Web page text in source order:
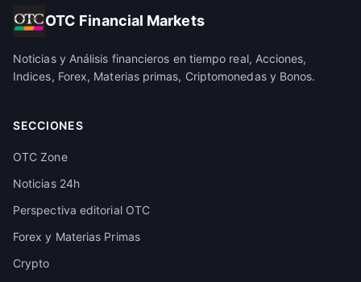
OTC Financial Markets
Noticias y Análisis financieros en tiempo real, Acciones,
Indices, Forex, Materias primas, Criptomonedas y Bonos.
SECCIONES
OTC Zone
Noticias 24h
Perspectiva editorial OTC
Forex y Materias Primas
Crypto